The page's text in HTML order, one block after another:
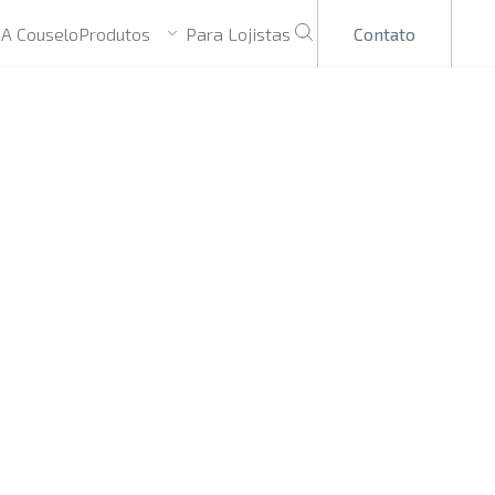
A CouseloProdutos Para Lojistas Contato